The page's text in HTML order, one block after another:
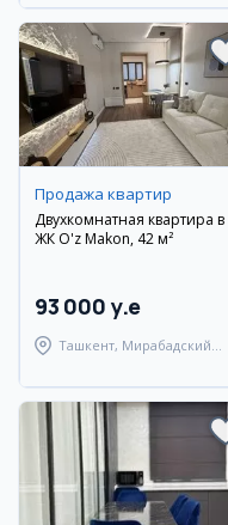
Продажа квартир
Двухкомнатная квартира в
ЖК O'z Makon, 42 м²
93 000 y.e
Ташкент, Мирабадский